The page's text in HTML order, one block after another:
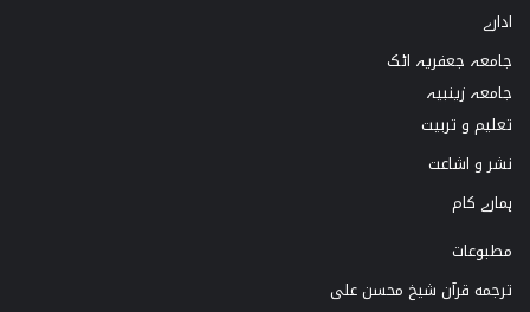
ادارے
جامعہ جعفریہ اٹک
جامعہ زینبیہ
تعلیم و تربیت
نشر و اشاعت
ہمارے کام
مطبوعات
ترجمه قرآن شیخ محسن علی